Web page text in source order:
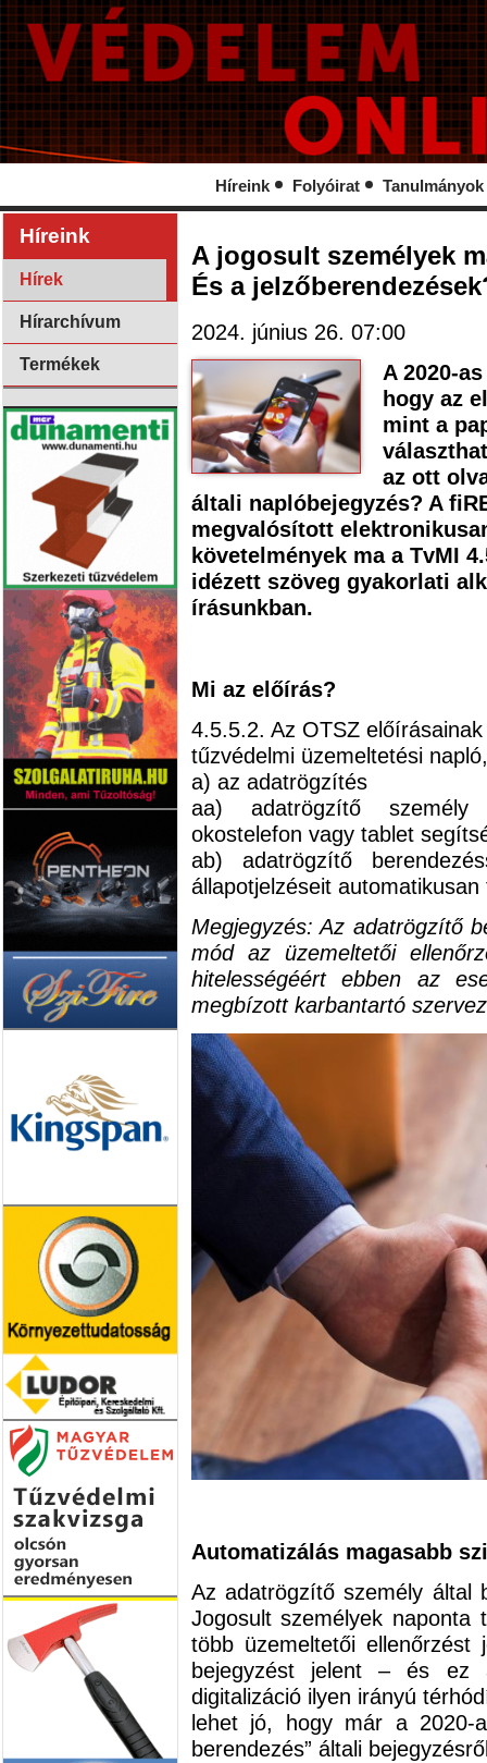
Híreink Folyóirat Tanulmányok
Híreink
Hírek
Hírarchívum
Termékek
A jogosult személyek
És a
2024. június 26. 07:00
A 2020-
hogy az
mint a
az ott
általi naplóbejegyzés? A
megvalósított
követelmények ma a TvMI
idézett szöveg gyakorlati
írásunkban.
Mi az előírás?
4.5.5.2. Az OTSZ
tűzvédelmi üzemeltetési
a) az adatrögzítés
aa) adatrögzítő személy
okostelefon vagy tablet
ab) adatrögzítő
állapotjelzéseit
Megjegyzés: Az adatrögzítő
mód az üzemeltetői
hitelességéért ebben az
megbízott karbantartó
Automatizálás magasabb
Az adatrögzítő személy által
Jogosult személyek
több üzemeltetői
bejegyzést jelent – és ez
digitalizáció ilyen irányú
lehet jó, hogy már a 2020-
berendezés” általi